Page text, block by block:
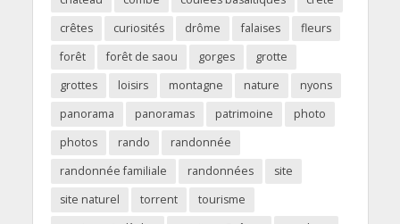
crêtes
curiosités drôme falaises
fleurs
forêt
forêt de saou gorges
grotte
grottes
loisirs montagne nature
nyons
panorama
panoramas patrimoine
photo
photos
rando
randonnée
randonnée familiale
randonnées
site
site naturel
torrent
tourisme